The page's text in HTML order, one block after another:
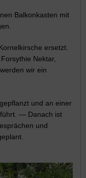
Balkonkasten mit
ersetzt.
Nektar,
wir ein
und an einer
— Danach ist
und